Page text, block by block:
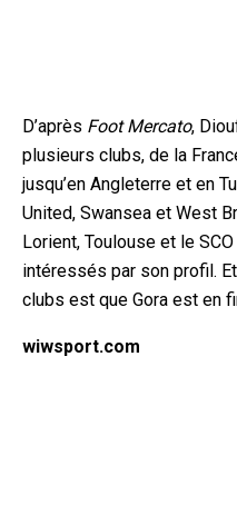
D’après Foot Mercato,
plusieurs clubs, de la
jusqu’en Angleterre et en
United, Swansea et West
Lorient, Toulouse et le
intéressés par son profil.
clubs est que Gora est en
wiwsport.com